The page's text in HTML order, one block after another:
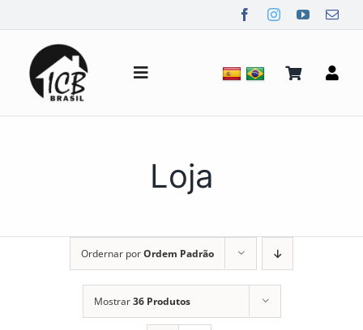
para
conteúdo
Alternar
navegação
Notícias
Mídia
Contato
Loja
Ordernar porOrdem Padrão
Mostrar36 Produtos